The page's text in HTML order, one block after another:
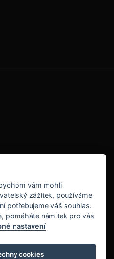
vám mohli
zážitek, používáme
potřebujeme váš souhlas.
pomáháte nám tak pro vás
nastavení
cookies